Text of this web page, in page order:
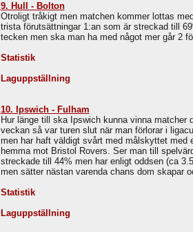
9. Hull - Bolton
Otroligt tråkigt men matchen kommer lottas
trista förutsättningar 1:an som är streckad till
tecken men ska man ha med något mer går 2
Statistik
Laguppställning
10. Ipswich - Fulham
Hur länge till ska Ipswich kunna vinna matcher
veckan så var turen slut när man förlorar i
men har haft väldigt svårt med målskyttet med
hemma mot Bristol Rovers. Ser man till
streckade till 44% men har enligt oddsen (ca
men sätter nästan varenda chans dom skapar
Statistik
Laguppställning